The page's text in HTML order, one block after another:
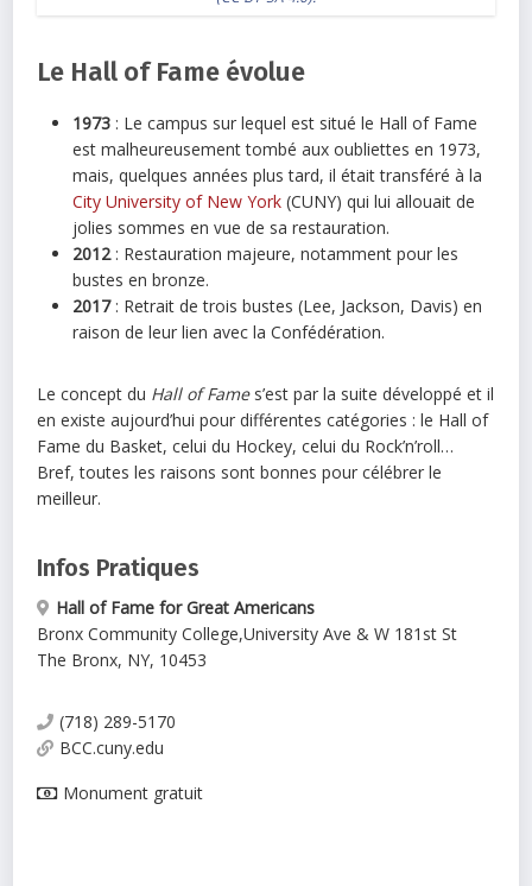
Le Hall of Fame évolue
1973 : Le campus sur lequel est situé le Hall of Fame
est malheureusement tombé aux oubliettes en 1973,
mais, quelques années plus tard, il était transféré à la
City University of New York (CUNY) qui lui allouait de
jolies sommes en vue de sa restauration.
2012: Restauration majeure, notamment pour les
bustes en bronze.
2017: Retrait de trois bustes (Lee, Jackson, Davis) en
raison de leur lien avec la Confédération.
Le concept du Hall of Fames’est par la suite développé et il
en existe aujourd’hui pour différentes catégories : le Hall of
Fame du Basket, celui du Hockey, celui du Rock’n’roll…
Bref, toutes les raisons sont bonnes pour célébrer le
meilleur.
Infos Pratiques
Hall of Fame for Great Americans
Bronx Community College,University Ave & W 181st St
The Bronx, NY, 10453
(718) 289-5170
BCC.cuny.edu
Monument gratuit